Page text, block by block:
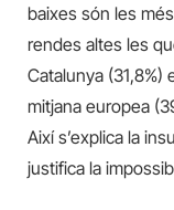
baixes són les
rendes altes les
Catalunya
mitjana europea
Així s’explica la
justifica la